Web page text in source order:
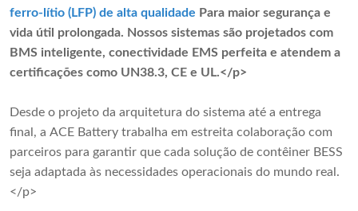
ferro-lítio (LFP) de alta qualidade Para maior segurança e
vida útil prolongada. Nossos sistemas são projetados com
BMS inteligente, conectividade EMS perfeita e atendem a
certificações como UN38.3, CE e UL.</p>
Desde o projeto da arquitetura do sistema até a entrega
final, a ACE Battery trabalha em estreita colaboração com
parceiros para garantir que cada solução de contêiner BESS
seja adaptada às necessidades operacionais do mundo real.
</p>